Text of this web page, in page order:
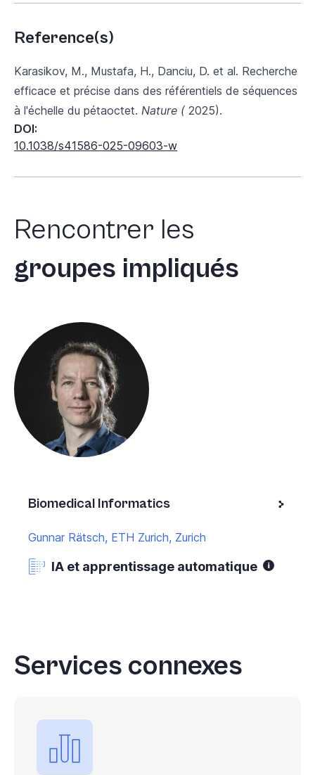
Reference(s)
Karasikov, M., Mustafa, H., Danciu, D. et al. Recherche
efficace et précise dans des référentiels de séquences
à l'échelle du pétaoctet. Nature ( 2025).
DOI:
10.1038/s41586-025-09603-w
Rencontrer les
groupes impliqués
Biomedical Informatics
Gunnar Rätsch, ETH Zurich, Zurich
IA et apprentissage automatique
Services connexes